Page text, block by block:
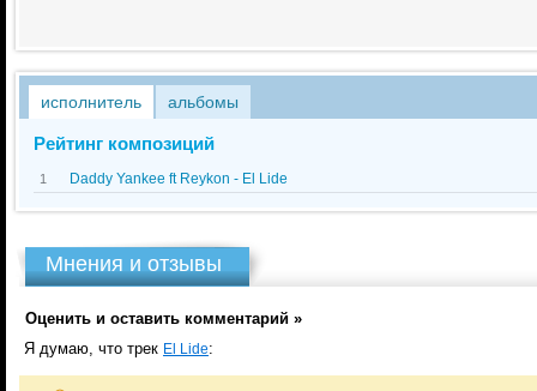
исполнитель альбомы
Рейтинг композиций
1 Daddy Yankee ft Reykon - El Lide
Мнения и отзывы
Оценить и оставить комментарий »
Я думаю, что трек El Lide: